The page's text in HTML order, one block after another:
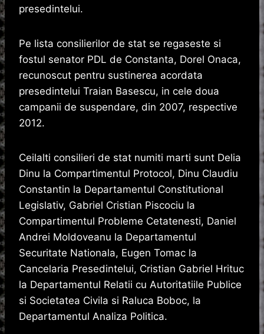
presedintelui.
Pe lista consilierilor de stat se regaseste si
fostul senator PDL de Constanta, Dorel Onaca,
recunoscut pentru sustinerea acordata
presedintelui Traian Basescu, in cele doua
campanii de suspendare, din 2007, respective
2012.
Ceilalti consilieri de stat numiti marti sunt Delia
Dinu la Compartimentul Protocol, Dinu Claudiu
Constantin la Departamentul Constitutional
Legislativ, Gabriel Cristian Piscociu la
Compartimentul Probleme Cetatenesti, Daniel
Andrei Moldoveanu la Departamentul
Securitate Nationala, Eugen Tomac la
Cancelaria Presedintelui, Cristian Gabriel Hrituc
la Departamentul Relatii cu Autoritatiile Publice
si Societatea Civila si Raluca Boboc, la
Departamentul Analiza Politica.